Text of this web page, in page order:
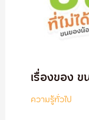
เรื่องของ
ความรู้ทั่วไป